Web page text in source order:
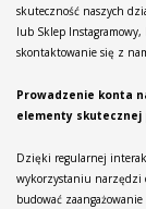
skuteczność naszych
lub Sklep
skontaktowanie się z
Prowadzenie konta
elementy skutecznej
Dzięki regularnej
wykorzystaniu narzędzi
budować